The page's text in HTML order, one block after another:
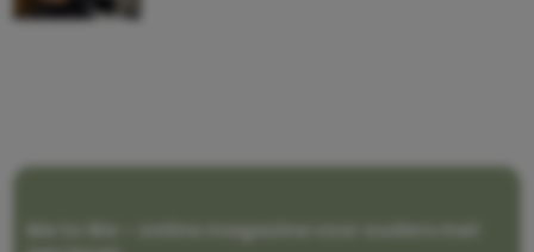
Me to We – online magazine voor ouders met